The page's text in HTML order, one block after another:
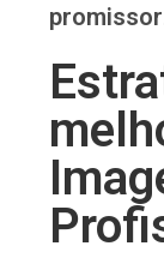
promissor